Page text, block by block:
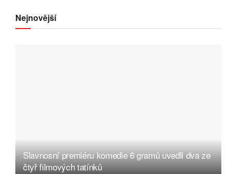
Nejnovější
Slavnosní premiéru komedie 6 gramů uvedli dva ze
čtyř filmových tatínků